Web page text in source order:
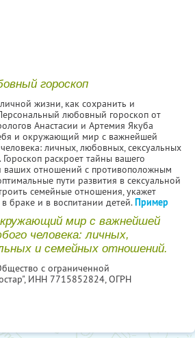
гороскоп
жизни, как сохранить и
любовный гороскоп от
Анастасии и Артемия Якуба
и окружающий мир с важнейшей
личных, любовных, сексуальных
раскроет тайны вашего
ваших отношений с противоположным
пути развития в сексуальной
семейные отношения, укажет
браке и в воспитании детей.Пример
мир с важнейшей
человека: личных,
и семейных отношений.
с ограниченной
ИНН 7715852824, ОГРН